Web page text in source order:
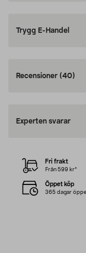
Trygg E-Handel
Recensioner (40)
Experten svarar
Fri frakt
Från 599 kr*
Öppet köp
365 dagar